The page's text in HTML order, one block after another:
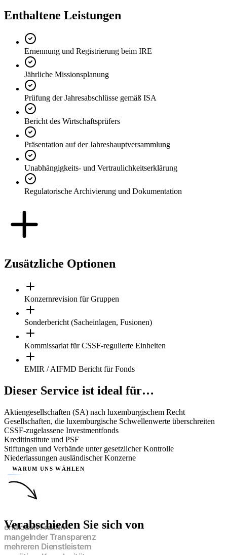
Enthaltene Leistungen
Ernennung und Registrierung beim IRE
Jährliche Missionsplanung
Prüfung der Jahresabschlüsse gemäß ISA
Bericht des Wirtschaftsprüfers
Präsentation auf der Jahreshauptversammlung
Unabhängigkeits- und Vertraulichkeitserklärung
Regulatorische Archivierung und Dokumentation
Zusätzliche Optionen
Konzernrevision für Gruppen
Sonderbericht (Sacheinlagen, Fusionen)
Kommissariat für CSSF-regulierte Einheiten
EMIR / AIFMD Bericht für Fonds
Dieser Service ist ideal für…
Aktiengesellschaften (SA) nach luxemburgischem Recht
Gesellschaften, die luxemburgische Schwellenwerte überschreiten
CSSF-zugelassene Investmentfonds
Kreditinstitute und PSF
Stiftungen und Verbände unter gesetzlicher Kontrolle
Niederlassungen ausländischer Konzerne
WARUM UNS WÄHLEN
Verabschieden Sie sich von
endlosen Fristen
mangelnder Transparenz
mehreren Dienstleistern